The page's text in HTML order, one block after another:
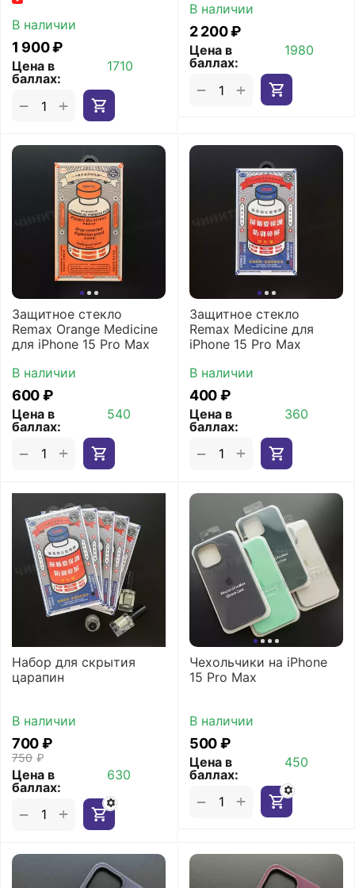
В наличии
1 900₽
Цена в
баллах:
1710
+
−
В наличии
2 200₽
Цена в
баллах:
1980
+
−
Защитное стекло
Remax Orange Medicine
для iPhone 15 Pro Max
В наличии
‍600‍₽
Цена в
баллах:
540
+
−
Защитное стекло
Remax Medicine для
iPhone 15 Pro Max
В наличии
‍400‍₽
Цена в
баллах:
360
+
−
Набор для скрытия
царапин
В наличии
‍750‍ ₽
‍700‍₽
Цена в
баллах:
630
+
−
Чехольчики на iPhone
15 Pro Max
В наличии
‍500‍₽
Цена в
баллах:
450
+
−